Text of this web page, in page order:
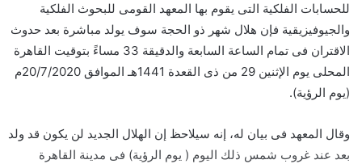
للحسابات الفلكية التى يقوم بها المعهد القومى للبحوث الفلكية
والجيوفيزيقية فإن هلال شهر ذو الحجة سوف يولد مباشرة بعد حدوث
الاقتران فى تمام الساعة السابعة والدقيقة 33 مساءً بتوقيت القاهرة
المحلى يوم الإثنين 29 من ذى القعدة 1441هـ الموافق 20/7/2020م
(يوم الرؤية).
وقال المعهد فى بيان له، إنه سيلاحظ إن الهلال الجديد لن يكون قد ولد
بعد عند غروب شمس ذلك اليوم ( يوم الرؤية) فى مدينة القاهرة